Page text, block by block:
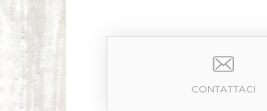
CONTATTACI